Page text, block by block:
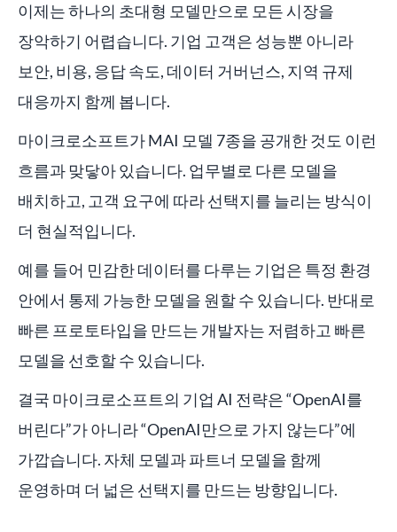
이제는 하나의 초대형 모델만으로 모든 시장을
장악하기 어렵습니다. 기업 고객은 성능뿐 아니라
보안, 비용, 응답 속도, 데이터 거버넌스, 지역 규제
대응까지 함께 봅니다.
마이크로소프트가 MAI 모델 7종을 공개한 것도 이런
흐름과 맞닿아 있습니다. 업무별로 다른 모델을
배치하고, 고객 요구에 따라 선택지를 늘리는 방식이
더 현실적입니다.
예를 들어 민감한 데이터를 다루는 기업은 특정 환경
안에서 통제 가능한 모델을 원할 수 있습니다. 반대로
빠른 프로토타입을 만드는 개발자는 저렴하고 빠른
모델을 선호할 수 있습니다.
결국 마이크로소프트의 기업 AI 전략은 “OpenAI를
버린다”가 아니라 “OpenAI만으로 가지 않는다”에
가깝습니다. 자체 모델과 파트너 모델을 함께
운영하며 더 넓은 선택지를 만드는 방향입니다.